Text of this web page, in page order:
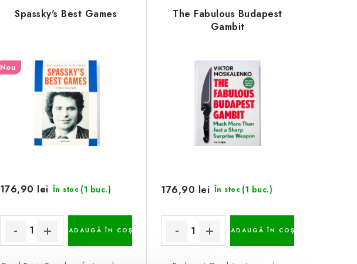
Spassky's Best Games
Nou
În stoc (1 buc.)
176,90 lei
ADAUGĂ ÎN COŞ
The Fabulous Budapest
Gambit
În stoc (1 buc.)
176,90 lei
ADAUGĂ ÎN COŞ